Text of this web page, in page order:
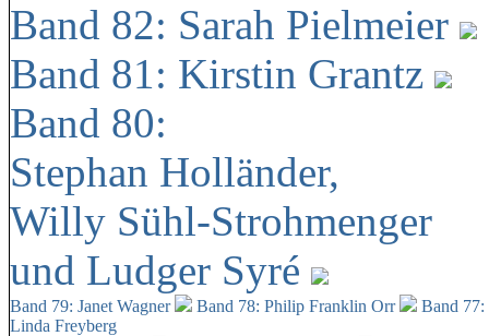
Band 82: Sarah Pielmeier
Band 81: Kirstin Grantz
Band 80:
Stephan Holländer,
Willy Sühl-Strohmenger
und Ludger Syré
Band 79: Janet Wagner Band 78: Philip Franklin Orr
Band
Linda Freyberg